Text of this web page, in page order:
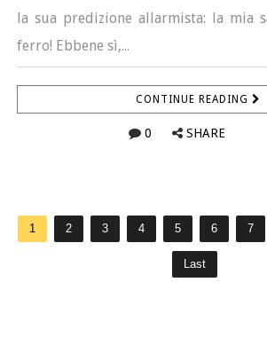
la sua predizione allarmista: la mia
ferro! Ebbene sì,...
CONTINUE READING
0 SHARE
1 2 3 4 5 6 7
Last